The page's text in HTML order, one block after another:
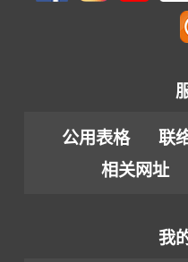
公用表格 联
相关网址
我